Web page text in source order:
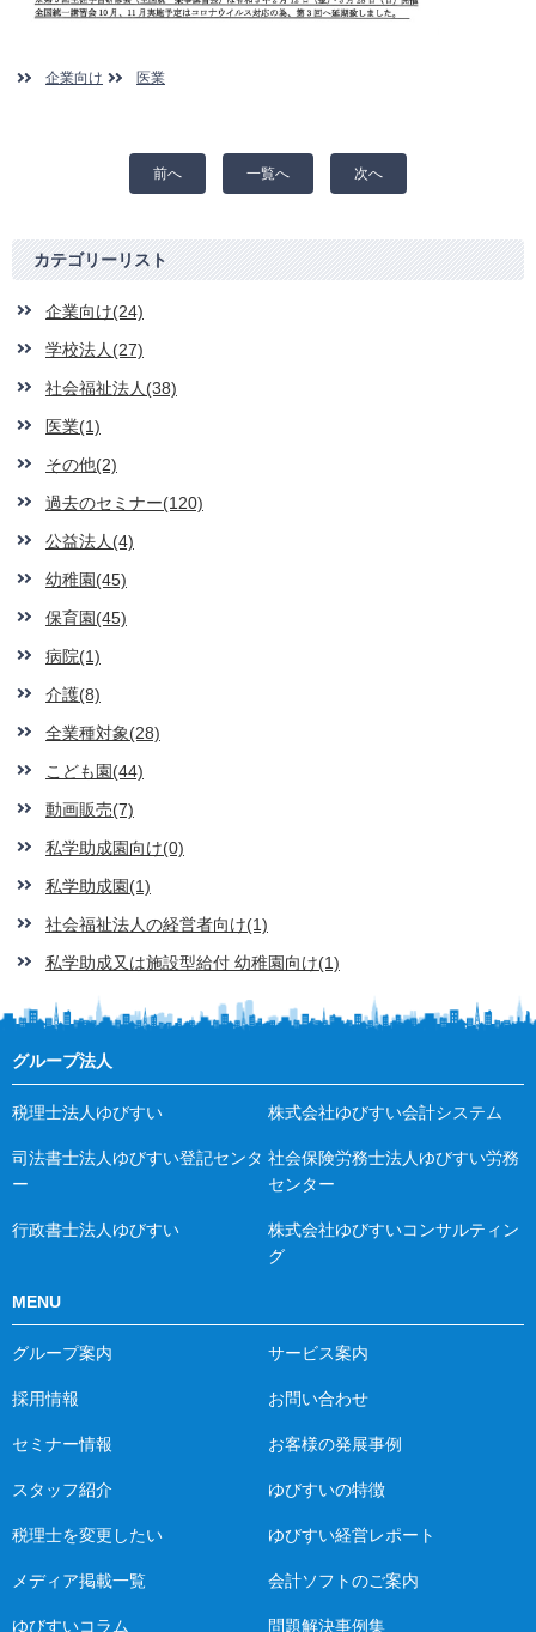
企業向け 医業
前へ 一覧へ 次へ
カテゴリーリスト
企業向け(24)
学校法人(27)
社会福祉法人(38)
医業(1)
その他(2)
過去のセミナー(120)
公益法人(4)
幼稚園(45)
保育園(45)
病院(1)
介護(8)
全業種対象(28)
こども園(44)
動画販売(7)
私学助成園向け(0)
私学助成園(1)
社会福祉法人の経営者向け(1)
私学助成又は施設型給付 幼稚園向け(1)
グループ法人
税理士法人ゆびすい 株式会社ゆびすい会計システム
司法書士法人ゆびすい登記センタ
ー
社会保険労務士法人ゆびすい労務
センター
行政書士法人ゆびすい
株式会社ゆびすいコンサルティン
グ
MENU
グループ案内 サービス案内
採用情報 お問い合わせ
セミナー情報 お客様の発展事例
スタッフ紹介 ゆびすいの特徴
税理士を変更したい ゆびすい経営レポート
メディア掲載一覧 会計ソフトのご案内
ゆびすいコラム 問題解決事例集